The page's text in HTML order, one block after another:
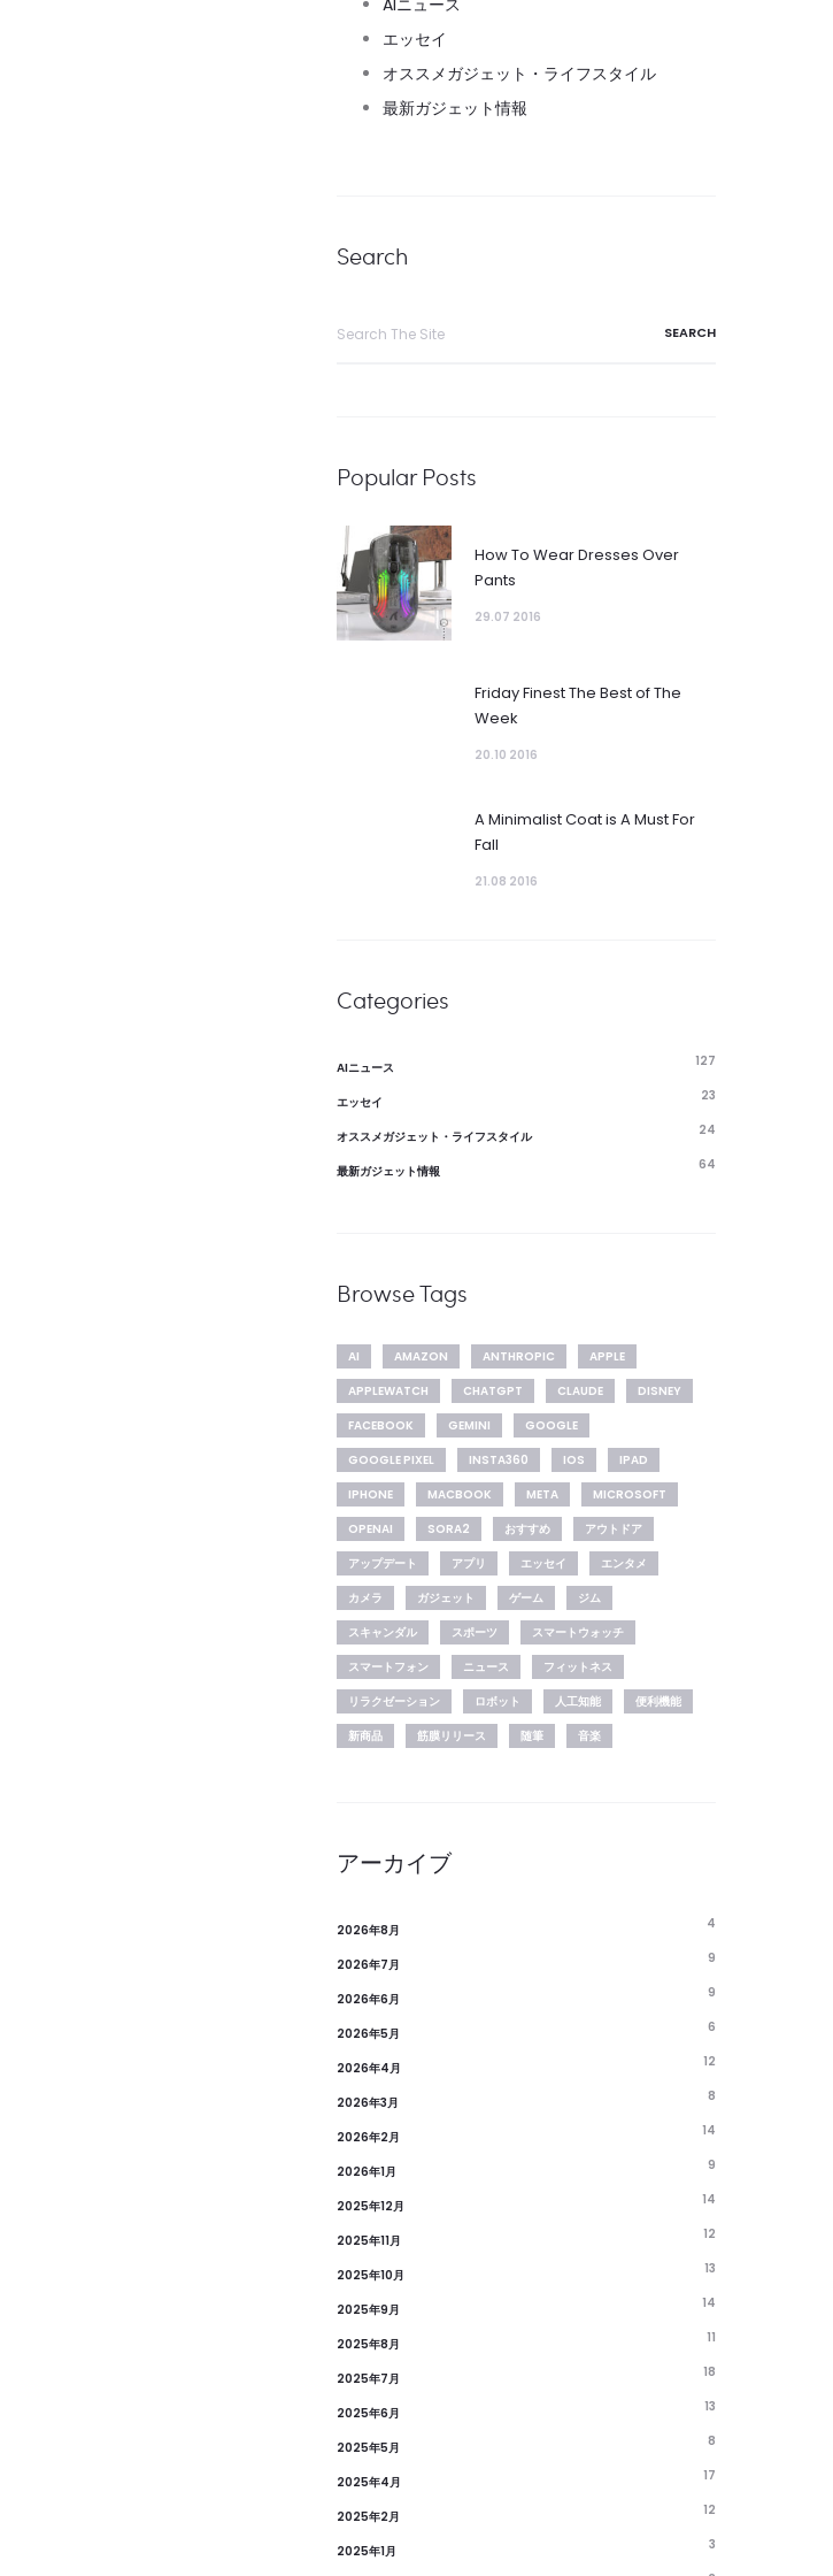
エッセイ
オススメガジェット・ライフスタイル
最新ガジェット情報
Search
Popular Posts
How To Wear Dresses Over
Pants
29.07 2016
Friday Finest The Best of The
Week
20.10 2016
A Minimalist Coat is A Must For
Fall
21.08 2016
Categories
AIニュース 127
エッセイ 23
オススメガジェット・ライフスタイル 24
最新ガジェット情報 64
Browse Tags
AI AMAZON ANTHROPIC
APPLE
APPLEWATCH
CHATGPT CLAUDE
DISNEY
FACEBOOK
GEMINI
GOOGLE
GOOGLE PIXEL
INSTA360 IOS
IPAD
IPHONE
MACBOOK META
MICROSOFT
OPENAI
SORA2 おすすめ
アウトドア
アップデート
アプリ エッセイ
エンタメ
カメラ
ガジェット ゲーム
ジム
スキャンダル
スポーツ
スマートウォッチ
スマートフォン
ニュース
フィットネス
リラクゼーション
ロボット 人工知能
便利機能
新商品
筋膜リリース 随筆 音楽
アーカイブ
2026年8月 4
2026年7月 9
2026年6月 9
2026年5月 6
2026年4月 12
2026年3月 8
2026年2月 14
2026年1月 9
2025年12月 14
2025年11月 12
2025年10月 13
2025年9月 14
2025年8月 11
2025年7月 18
2025年6月 13
2025年5月 8
2025年4月 17
2025年2月 12
2025年1月
3